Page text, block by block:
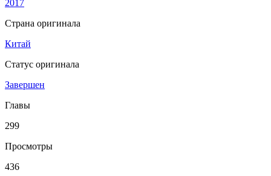
2017
Страна оригинала
Китай
Статус оригинала
Завершен
Главы
299
Просмотры
436